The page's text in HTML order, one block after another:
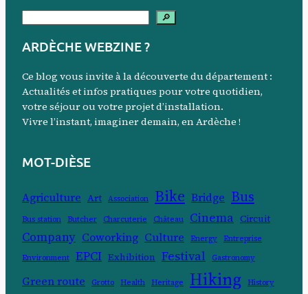
a
r
c
h
🔎
ARDÈCHE WEBZINE ?
Ce blog vous invite à la découverte du département :
Actualités et infos pratiques pour votre quotidien,
votre séjour ou votre projet d’installation.
Vivre l’instant, imaginer demain, en Ardèche !
MOT-DIÈSE
Agriculture Art Association Bike Bridge Bus
Bus station Butcher Charcuterie Château Cinema Circuit
Company Coworking Culture Energy
Entreprise
Environment EPCI Exhibition Festival Gastronomy
Green route Grotto Health Heritage Hiking History